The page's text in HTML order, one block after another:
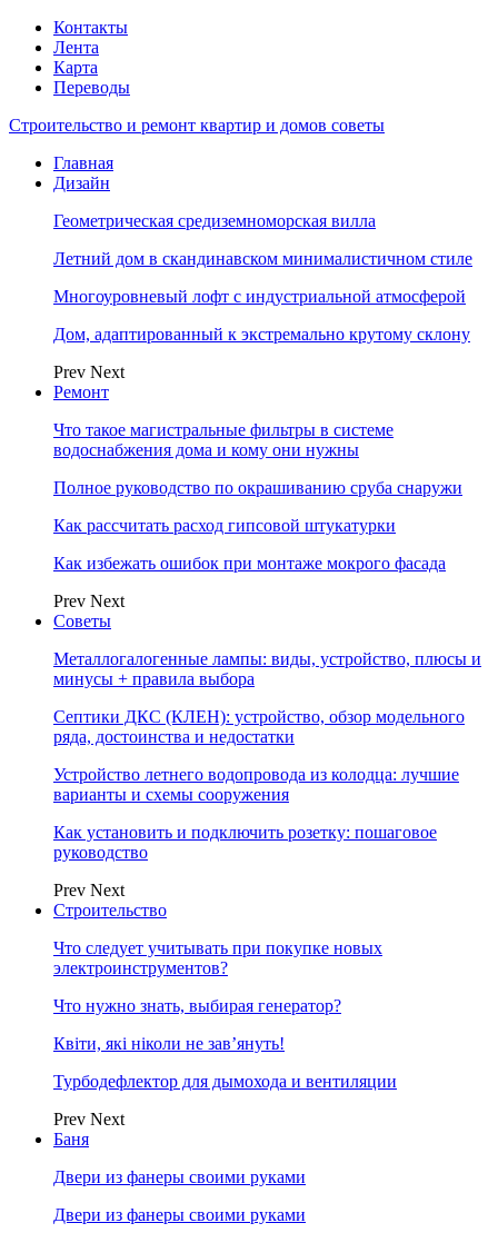
Контакты
Лента
Карта
Переводы
Строительство и ремонт квартир и домов советы
Главная
Дизайн
Геометрическая средиземноморская вилла
Летний дом в скандинавском минималистичном стиле
Многоуровневый лофт с индустриальной атмосферой
Дом, адаптированный к экстремально крутому склону
Prev Next
Ремонт
Что такое магистральные фильтры в системе
водоснабжения дома и кому они нужны
Полное руководство по окрашиванию сруба снаружи
Как рассчитать расход гипсовой штукатурки
Как избежать ошибок при монтаже мокрого фасада
Prev Next
Советы
Металлогалогенные лампы: виды, устройство, плюсы и
минусы + правила выбора
Септики ДКС (КЛЕН): устройство, обзор модельного
ряда, достоинства и недостатки
Устройство летнего водопровода из колодца: лучшие
варианты и схемы сооружения
Как установить и подключить розетку: пошаговое
руководство
Prev Next
Строительство
Что следует учитывать при покупке новых
электроинструментов?
Что нужно знать, выбирая генератор?
Квіти, які ніколи не зав’януть!
Турбодефлектор для дымохода и вентиляции
Prev Next
Баня
Двери из фанеры своими руками
Двери из фанеры своими руками